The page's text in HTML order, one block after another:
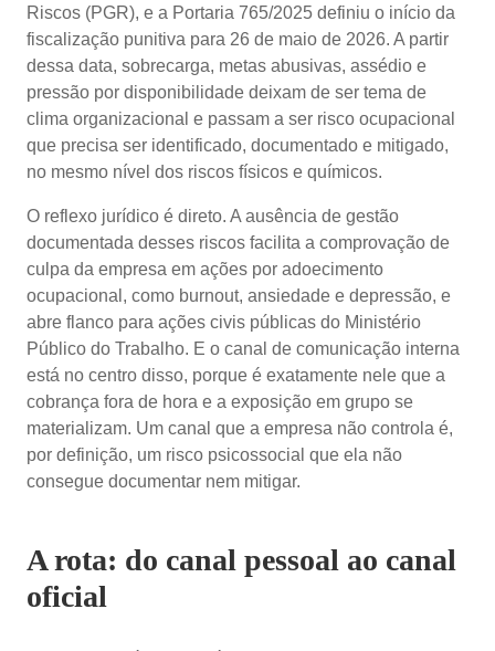
Riscos (PGR), e a Portaria 765/2025 definiu o início da
fiscalização punitiva para 26 de maio de 2026. A partir
dessa data, sobrecarga, metas abusivas, assédio e
pressão por disponibilidade deixam de ser tema de
clima organizacional e passam a ser risco ocupacional
que precisa ser identificado, documentado e mitigado,
no mesmo nível dos riscos físicos e químicos.
O reflexo jurídico é direto. A ausência de gestão
documentada desses riscos facilita a comprovação de
culpa da empresa em ações por adoecimento
ocupacional, como burnout, ansiedade e depressão, e
abre flanco para ações civis públicas do Ministério
Público do Trabalho. E o canal de comunicação interna
está no centro disso, porque é exatamente nele que a
cobrança fora de hora e a exposição em grupo se
materializam. Um canal que a empresa não controla é,
por definição, um risco psicossocial que ela não
consegue documentar nem mitigar.
A rota: do canal pessoal ao canal
oficial